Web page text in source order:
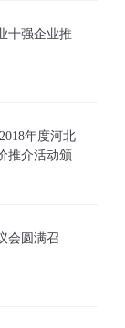
十强企业推
年度河北
推介活动颁
会圆满召